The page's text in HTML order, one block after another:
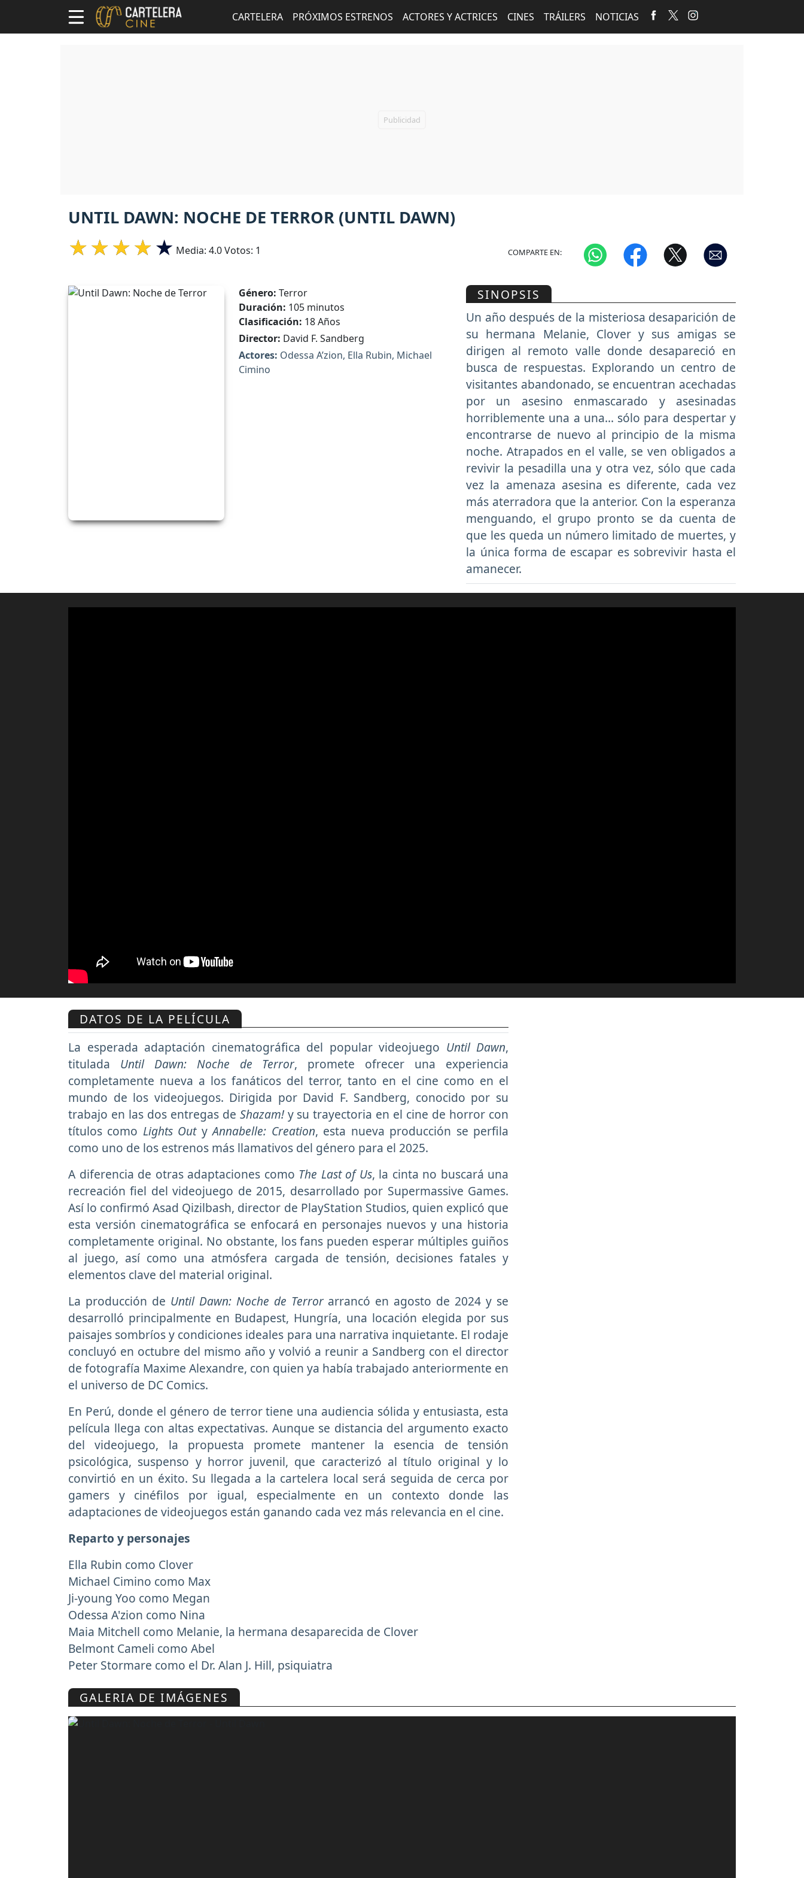
CARTELERA PRÓXIMOS ESTRENOS ACTORES Y ACTRICES CINES TRÁILERS NOTICIAS
UNTIL DAWN: NOCHE DE TERROR (UNTIL DAWN)
Media: 4.0Votos: 1 COMPARTE EN:
Género: Terror
Duración: 105 minutos
Clasificación: 18 Años
Director: David F. Sandberg
Actores: Odessa A’zion, Ella Rubin, Michael
Cimino
SINOPSIS
Un año después de la misteriosa desaparición de
su hermana Melanie, Clover y sus amigas se
dirigen al remoto valle donde desapareció en
busca de respuestas. Explorando un centro de
visitantes abandonado, se encuentran acechadas
por un asesino enmascarado y asesinadas
horriblemente una a una... sólo para despertar y
encontrarse de nuevo al principio de la misma
noche. Atrapados en el valle, se ven obligados a
revivir la pesadilla una y otra vez, sólo que cada
vez la amenaza asesina es diferente, cada vez
más aterradora que la anterior. Con la esperanza
menguando, el grupo pronto se da cuenta de
que les queda un número limitado de muertes, y
la única forma de escapar es sobrevivir hasta el
amanecer.
DATOS DE LA PELÍCULA
La esperada adaptación cinematográfica del popular videojuego Until Dawn,
titulada Until Dawn: Noche de Terror, promete ofrecer una experiencia
completamente nueva a los fanáticos del terror, tanto en el cine como en el
mundo de los videojuegos. Dirigida por David F. Sandberg, conocido por su
trabajo en las dos entregas de Shazam!y su trayectoria en el cine de horror con
títulos como Lights OutyAnnabelle: Creation, esta nueva producción se perfila
como uno de los estrenos más llamativos del género para el 2025.
A diferencia de otras adaptaciones como The Last of Us, la cinta no buscará una
recreación fiel del videojuego de 2015, desarrollado por Supermassive Games.
Así lo confirmó Asad Qizilbash, director de PlayStation Studios, quien explicó que
esta versión cinematográfica se enfocará en personajes nuevos y una historia
completamente original. No obstante, los fans pueden esperar múltiples guiños
al juego, así como una atmósfera cargada de tensión, decisiones fatales y
elementos clave del material original.
La producción de Until Dawn: Noche de Terrorarrancó en agosto de 2024 y se
desarrolló principalmente en Budapest, Hungría, una locación elegida por sus
paisajes sombríos y condiciones ideales para una narrativa inquietante. El rodaje
concluyó en octubre del mismo año y volvió a reunir a Sandberg con el director
de fotografía Maxime Alexandre, con quien ya había trabajado anteriormente en
el universo de DC Comics.
En Perú, donde el género de terror tiene una audiencia sólida y entusiasta, esta
película llega con altas expectativas. Aunque se distancia del argumento exacto
del videojuego, la propuesta promete mantener la esencia de tensión
psicológica, suspenso y horror juvenil, que caracterizó al título original y lo
convirtió en un éxito. Su llegada a la cartelera local será seguida de cerca por
gamers y cinéfilos por igual, especialmente en un contexto donde las
adaptaciones de videojuegos están ganando cada vez más relevancia en el cine.
Reparto y personajes
Ella Rubin como Clover
Michael Cimino como Max
Ji-young Yoo como Megan
Odessa A'zion como Nina
Maia Mitchell como Melanie, la hermana desaparecida de Clover
Belmont Cameli como Abel
Peter Stormare como el Dr. Alan J. Hill, psiquiatra
GALERIA DE IMÁGENES